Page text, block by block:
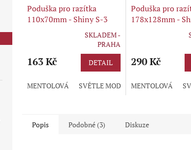
Poduška pro razítka
110x70mm - Shiny S-3
produktu
z
SKLADEM -
PRAHA
163 Kč DETAIL
MENTOLOVÁ SVĚTLE MODRÁ ZELENÁ
Poduška pro
178x128mm -
produktu
z
290 Kč
MENTOLOVÁ
Popis Podobné (3) Diskuze